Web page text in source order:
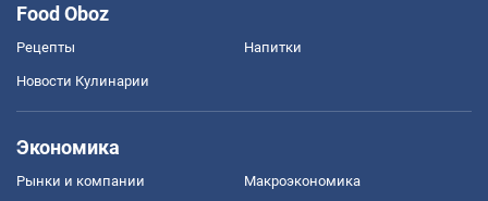
Food Oboz
Рецепты Напитки
Новости Кулинарии
Экономика
Рынки и компании Mакроэкономика